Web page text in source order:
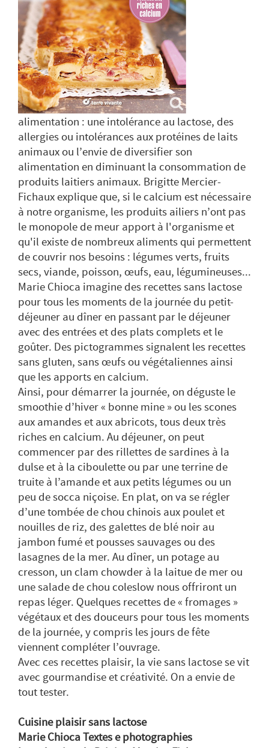
alimentation : une intolérance au lactose, des
allergies ou intolérances aux protéines de laits
animaux ou l’envie de diversifier son
alimentation en diminuant la consommation de
produits laitiers animaux. Brigitte Mercier-
Fichaux explique que, si le calcium est nécessaire
à notre organisme, les produits ailiers n’ont pas
le monopole de meur apport à l'organisme et
qu'il existe de nombreux aliments qui permettent
de couvrir nos besoins : légumes verts, fruits
secs, viande, poisson, œufs, eau, légumineuses...
Marie Chioca imagine des recettes sans lactose
pour tous les moments de la journée du petit-
déjeuner au dîner en passant par le déjeuner
avec des entrées et des plats complets et le
goûter. Des pictogrammes signalent les recettes
sans gluten, sans œufs ou végétaliennes ainsi
que les apports en calcium.
Ainsi, pour démarrer la journée, on déguste le
smoothie d’hiver « bonne mine » ou les scones
aux amandes et aux abricots, tous deux très
riches en calcium. Au déjeuner, on peut
commencer par des rillettes de sardines à la
dulse et à la ciboulette ou par une terrine de
truite à l’amande et aux petits légumes ou un
peu de socca niçoise. En plat, on va se régler
d’une tombée de chou chinois aux poulet et
nouilles de riz, des galettes de blé noir au
jambon fumé et pousses sauvages ou des
lasagnes de la mer. Au dîner, un potage au
cresson, un clam chowder à la laitue de mer ou
une salade de chou coleslow nous offriront un
repas léger. Quelques recettes de « fromages »
végétaux et des douceurs pour tous les moments
de la journée, y compris les jours de fête
viennent compléter l’ouvrage.
Avec ces recettes plaisir, la vie sans lactose se vit
avec gourmandise et créativité. On a envie de
tout tester.
Cuisine plaisir sans lactose
Marie Chioca Textes e photographies